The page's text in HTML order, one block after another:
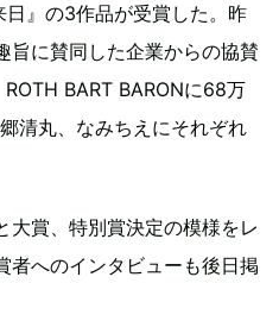
日』の3作品が受賞した。昨
旨に賛同した企業からの協賛
BART BARONに68万
清丸、なみちえにそれぞれ
大賞、特別賞決定の模様をレ
者へのインタビューも後日掲